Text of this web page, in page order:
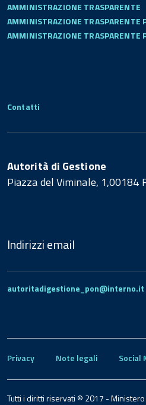
AMMINISTRAZIONE TRASPARENTE
AMMINISTRAZIONE
AMMINISTRAZIONE
Contatti
Autorità di Gestione
Piazza del Viminale, 1,00184
Indirizzi email
autoritadigestione_pon@interno.it
Privacy Note legali Social
Tutti i diritti riservati © 2017 - Ministero